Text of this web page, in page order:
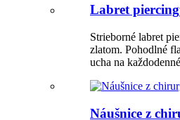
Labret
Strieborné labret
zlatom. Pohodlné
ucha na
Náušnice z